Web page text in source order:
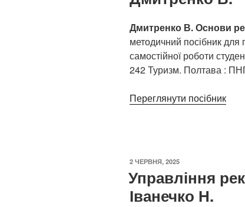
Дмитренко В. Основи
методичний посібник для
самостійної роботи
242 Туризм. Полтава :
Переглянути посібник
ОПУБЛІКОВАНО
2 ЧЕРВНЯ, 2025
Управління
Іванечко Н.